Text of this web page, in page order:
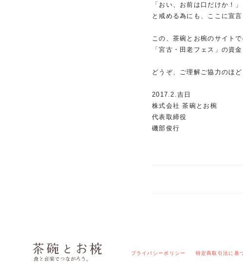
「おい、お前は口だけか！」
と戒める為にも、ここに宣
この、茶碗とお椀のサイト
「宮古・田老フェス」の資
どうぞ、ご理解ご協力のほ
2017.2.吉日
株式会社 茶碗とお椀
代表取締役
磯部俊行
プライバシーポリシー 特定商取引法に基